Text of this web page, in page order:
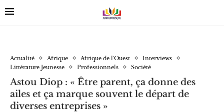
Actualité Afrique Afrique de l'Ouest
Interviews
Littérature Jeunesse
Professionnels Société
Astou Diop : « Être parent, ça donne des
ailes et ça marque souvent le départ de
diverses entreprises »